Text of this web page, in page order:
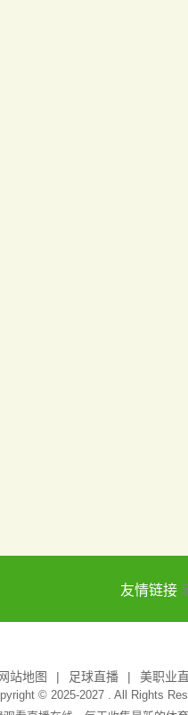
友情链接
网站地图 足球直播 美职业
© 2025-2027 . All Rights